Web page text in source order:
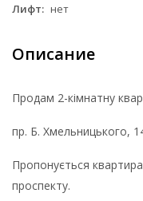
Лифт: нет
Описание
Продам 2-кімнатну
пр. Б. Хмельницького,
Пропонується квартира
проспекту.